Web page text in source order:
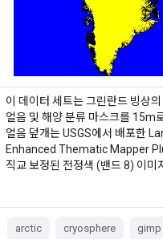
이 데이터 세트는 그린란드 빙상의
얼음 및 해양 분류 마스크를 15m
얼음 덮개는 USGS에서 배포한
Enhanced Thematic Mapper
직교 보정된 전정색 (밴드 8) 이미
arctic cryosphere gimp